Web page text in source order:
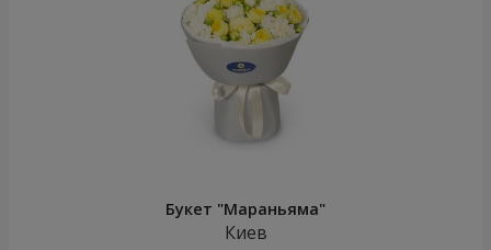
Букет "Мараньяма"
Киев